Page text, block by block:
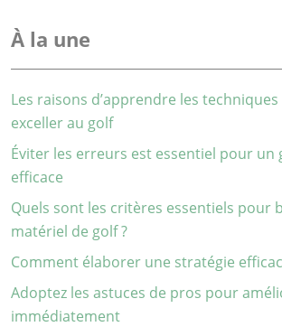
À la une
Les raisons d’apprendre les
exceller au golf
Éviter les erreurs est essentiel pour un
efficace
Quels sont les critères essentiels pour
matériel de golf ?
Comment élaborer une stratégie
Adoptez les astuces de pros pour
immédiatement